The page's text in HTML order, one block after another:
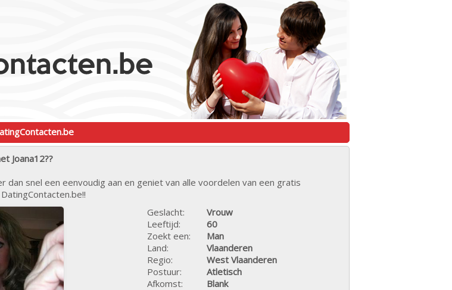
Joana12??
dan snel een eenvoudig aan en geniet van alle voordelen van een gratis
Geslacht:
Vrouw
Leeftijd:
60
Zoekt een:
Man
Land:
Vlaanderen
Regio:
West Vlaanderen
Postuur:
Atletisch
Afkomst:
Blank